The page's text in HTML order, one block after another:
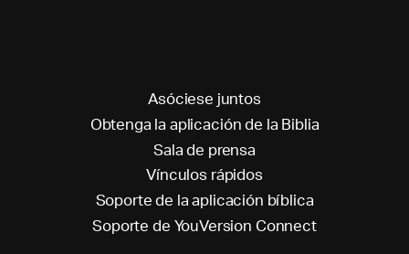
Asóciese juntos
Obtenga la aplicación de la Biblia
Sala de prensa
Vínculos rápidos
Soporte de la aplicación bíblica
Soporte de YouVersion Connect